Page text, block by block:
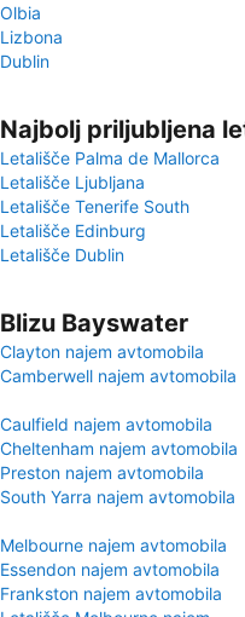
Olbia
Lizbona
Dublin
Najbolj priljubljena
Letališče Palma de Mallorca
Letališče Ljubljana
Letališče Tenerife South
Letališče Edinburg
Letališče Dublin
Blizu Bayswater
Clayton najem avtomobila
Camberwell najem avtomobila
Caulfield najem avtomobila
Cheltenham najem avtomobila
Preston najem avtomobila
South Yarra najem avtomobila
Melbourne najem avtomobila
Essendon najem avtomobila
Frankston najem avtomobila